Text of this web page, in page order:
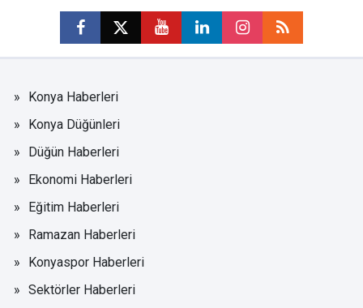
Konya Haberleri
Konya Düğünleri
Düğün Haberleri
Ekonomi Haberleri
Eğitim Haberleri
Ramazan Haberleri
Konyaspor Haberleri
Sektörler Haberleri